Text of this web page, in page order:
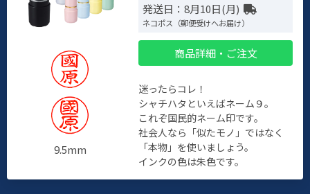
9.5mm
発送日：8月10日(月)
ネコポス（郵便受けへお届け）
商品詳細・ご注文
迷ったらコレ！
シャチハタといえばネーム９。
これぞ国民的ネーム印です。
社会人なら「似たモノ」ではなく
「本物」を使いましょう。
インクの色は朱色です。